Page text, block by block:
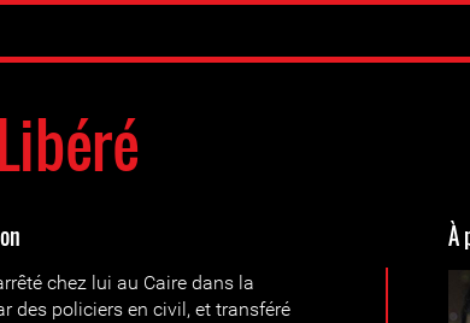
Libéré
chez lui au Caire dans la
des policiers en civil, et transféré
À